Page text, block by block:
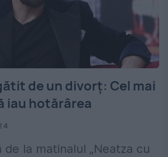
de un divorț: Cel mai
iau hotărârea
de la matinalul „Neatza cu